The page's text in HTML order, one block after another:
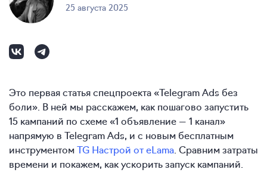
25 августа 2025
Это первая статья спецпроекта «Telegram Ads без
боли». В ней мы расскажем, как пошагово запустить
15 кампаний по схеме «1 объявление — 1 канал»
напрямую в Telegram Ads, и с новым бесплатным
инструментомTG Настрой от eLama . Сравним затраты
времени и покажем, как ускорить запуск кампаний.